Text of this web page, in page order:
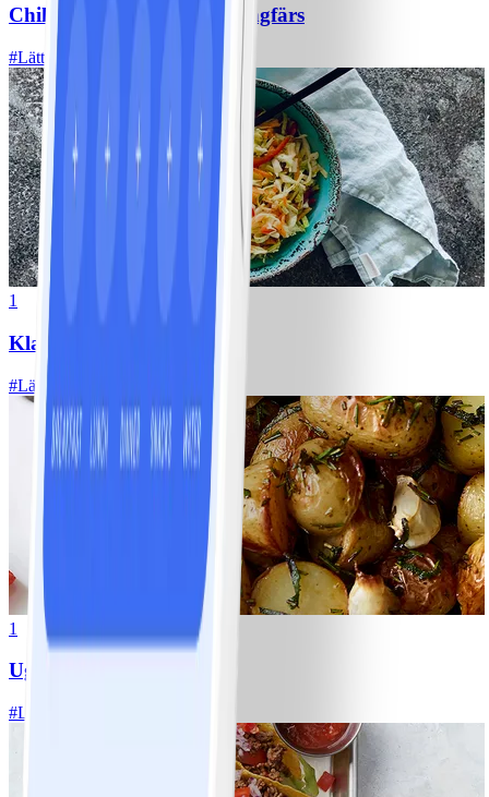
Chili con carne med kycklingfärs
#Lätt
1
Klassisk vitkålssallad
#Lätt
1
Ugnsrostad potatis
#Lätt